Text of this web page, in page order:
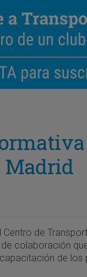
Madrid
Centro de
colaboración
de los